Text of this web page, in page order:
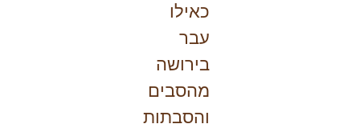
כאילו
עבר
בירושה
מהסבים
והסבתות